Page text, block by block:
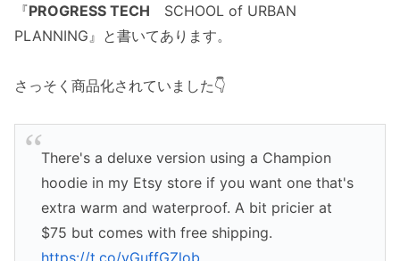
『PROGRESS TECH SCHOOL of URBAN
PLANNING』と書いてあります。
さっそく商品化されていました👇
There's a deluxe version using a Champion
hoodie in my Etsy store if you want one that's
extra warm and waterproof. A bit pricier at
$75 but comes with free shipping.
https://t.co/yGuffGZlob